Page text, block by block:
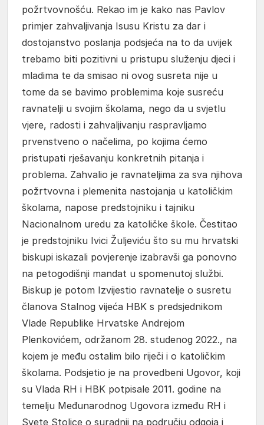
požrtvovnošću. Rekao im je kako nas Pavlov
primjer zahvaljivanja Isusu Kristu za dar i
dostojanstvo poslanja podsjeća na to da uvijek
trebamo biti pozitivni u pristupu služenju djeci i
mladima te da smisao ni ovog susreta nije u
tome da se bavimo problemima koje susreću
ravnatelji u svojim školama, nego da u svjetlu
vjere, radosti i zahvaljivanju raspravljamo
prvenstveno o načelima, po kojima ćemo
pristupati rješavanju konkretnih pitanja i
problema. Zahvalio je ravnateljima za sva njihova
požrtvovna i plemenita nastojanja u katoličkim
školama, napose predstojniku i tajniku
Nacionalnom uredu za katoličke škole. Čestitao
je predstojniku Ivici Žuljeviću što su mu hrvatski
biskupi iskazali povjerenje izabravši ga ponovno
na petogodišnji mandat u spomenutoj službi.
Biskup je potom Izvijestio ravnatelje o susretu
članova Stalnog vijeća HBK s predsjednikom
Vlade Republike Hrvatske Andrejom
Plenkovićem, održanom 28. studenog 2022., na
kojem je među ostalim bilo riječi i o katoličkim
školama. Podsjetio je na provedbeni Ugovor, koji
su Vlada RH i HBK potpisale 2011. godine na
temelju Međunarodnog Ugovora između RH i
Svete Stolice o suradnji na području odgoja i